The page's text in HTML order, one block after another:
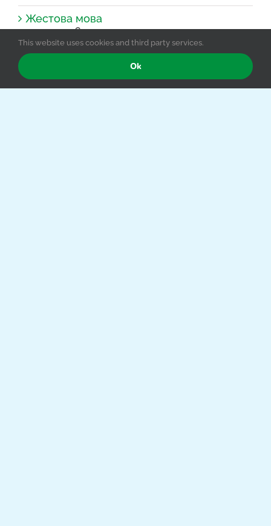
Жестова мова
04.03.2026
Що необхідно знати про Національну
програму «Скринінг здоров’я 40+»
21.01.2026
This website uses cookies and third party services.
Ok